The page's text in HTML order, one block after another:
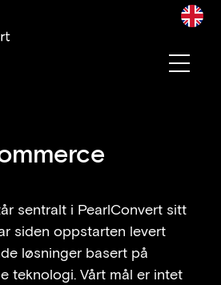
sentralt i PearlConvert sitt
siden oppstarten levert
løsninger basert på
teknologi. Vårt mål er intet